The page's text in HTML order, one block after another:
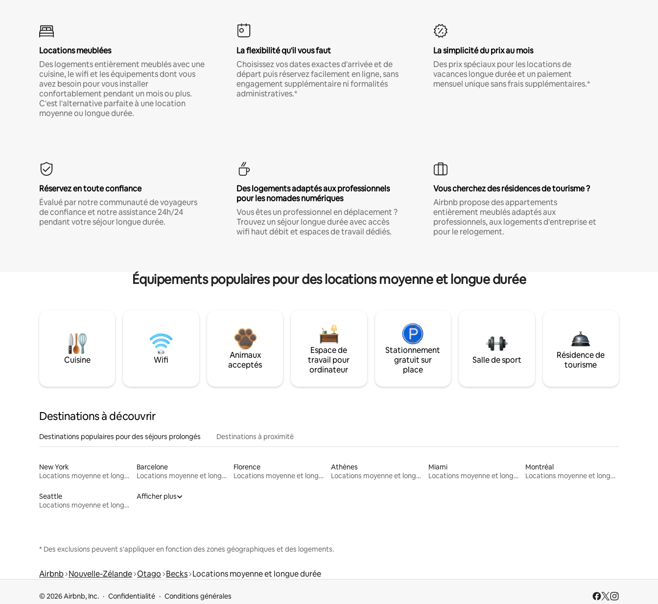
Locations meublées
Des logements entièrement meublés avec une
cuisine, le wifi et les équipements dont vous
avez besoin pour vous installer
confortablement pendant un mois ou plus.
C'est l'alternative parfaite à une location
moyenne ou longue durée.
La flexibilité qu'il vous faut
Choisissez vos dates exactes d'arrivée et de
départ puis réservez facilement en ligne, sans
engagement supplémentaire ni formalités
administratives.*
La simplicité du prix au mois
Des prix spéciaux pour les locations de
vacances longue durée et un paiement
mensuel unique sans frais supplémentaires.*
Réservez en toute confiance
Évalué par notre communauté de voyageurs
de confiance et notre assistance 24h/24
pendant votre séjour longue durée.
Des logements adaptés aux professionnels
pour les nomades numériques
Vous êtes un professionnel en déplacement ?
Trouvez un séjour longue durée avec accès
wifi haut débit et espaces de travail dédiés.
Vous cherchez des résidences de tourisme ?
Airbnb propose des appartements
entièrement meublés adaptés aux
professionnels, aux logements d'entreprise et
pour le relogement.
Équipements populaires pour des locations moyenne et longue durée
Cuisine Wifi
Animaux
acceptés
Espace de
travail pour
ordinateur
Stationnement
gratuit sur
place
Salle de sport
Résidence de
tourisme
Destinations à découvrir
Destinations populaires pour des séjours prolongés Destinations à proximité
New York
Locations moyenne et longue durée
Barcelone
Locations moyenne et longue durée
Florence
Locations moyenne et longue durée
Athènes
Locations moyenne et longue durée
Miami
Locations moyenne et longue durée
Montréal
Locations moyenne et longue durée
Seattle
Locations moyenne et longue durée
Afficher plus
* Des exclusions peuvent s'appliquer en fonction des zones géographiques et des logements.
Airbnb Nouvelle-Zélande Otago Becks Locations moyenne et longue durée
© 2026 Airbnb, Inc. Confidentialité Conditions générales